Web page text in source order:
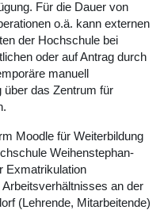
Für die Dauer von
o.ä. kann externen
der Hochschule bei
oder auf Antrag durch
manuell
über das Zentrum für
Moodle für Weiterbildung
Weihenstephan-
Exmatrikulation
an der
(Lehrende, Mitarbeitende)